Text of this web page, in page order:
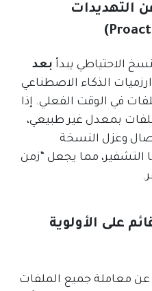
التهديدات
الاحتياطي يبدأ بعد
الذكاء الاصطناعي
في الوقت الفعلي. إذا
بمعدل غير طبيعي،
وعزل النسخة
التشفير، مما يجعل “زمن
على الأولوية
معاملة جميع الملفات